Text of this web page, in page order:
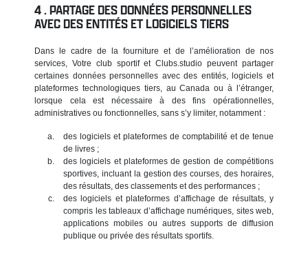
PARTAGE DES DONNÉES PERSONNELLES
AVEC DES ENTITÉS ET LOGICIELS TIERS
Dans le cadre de la fourniture et de l’amélioration de nos
services, Votre club sportif et Clubs.studio peuvent partager
certaines données personnelles avec des entités, logiciels et
plateformes technologiques tiers, au Canada ou à l’étranger,
lorsque cela est nécessaire à des fins opérationnelles,
administratives ou fonctionnelles, sans s’y limiter, notamment :
des logiciels et plateformes de comptabilité et de tenue
de livres ;
des logiciels et plateformes de gestion de compétitions
sportives, incluant la gestion des courses, des horaires,
des résultats, des classements et des performances ;
des logiciels et plateformes d’affichage de résultats, y
compris les tableaux d’affichage numériques, sites web,
applications mobiles ou autres supports de diffusion
publique ou privée des résultats sportifs.